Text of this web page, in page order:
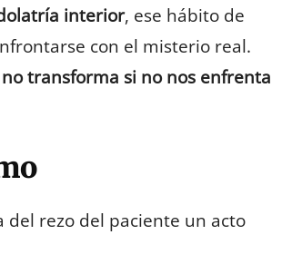
interior, ese hábito de
con el misterio real.
transforma si no nos enfrenta
del rezo del paciente un acto